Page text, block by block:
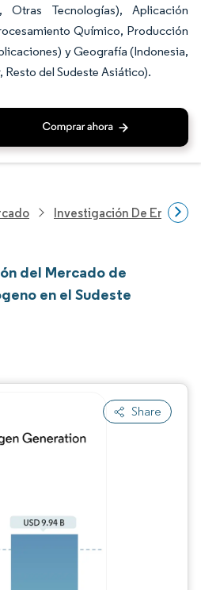
Tecnologías), Aplicación
Químico, Producción
y Geografía (Indonesia,
Resto del Sudeste Asiático).
Investigación De Energía
del Mercado de
en el Sudeste
Share